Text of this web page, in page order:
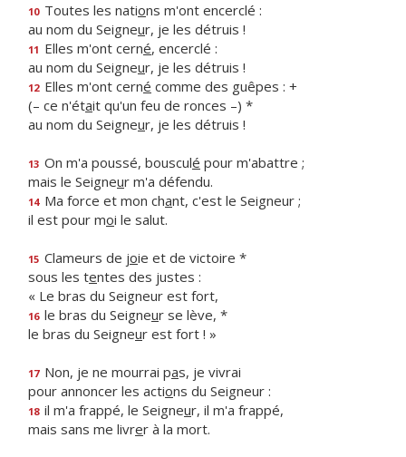
10 Toutes les nations m'ont encerclé :
au nom du Seigneur, je les détruis !
11 Elles m'ont cerné, encerclé :
au nom du Seigneur, je les détruis !
12 Elles m'ont cerné comme des guêpes : +
(– ce n'était qu'un feu de ronces –) *
au nom du Seigneur, je les détruis !
13 On m'a poussé, bousculé pour m'abattre ;
mais le Seigneur m'a défendu.
14 Ma force et mon chant, c'est le Seigneur ;
il est pour moi le salut.
15 Clameurs de joie et de victoire *
sous les tentes des justes :
« Le bras du Seigneur est fort,
16 le bras du Seigneur se lève, *
le bras du Seigneur est fort ! »
17 Non, je ne mourrai pas, je vivrai
pour annoncer les actions du Seigneur :
18 il m'a frappé, le Seigneur, il m'a frappé,
mais sans me livrer à la mort.